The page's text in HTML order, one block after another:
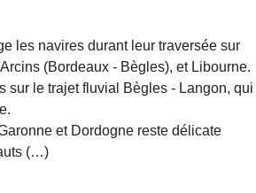
les navires durant leur traversée sur
(Bordeaux - Bègles), et Libourne.
sur le trajet fluvial Bègles - Langon, qui
et Dordogne reste délicate
(…)